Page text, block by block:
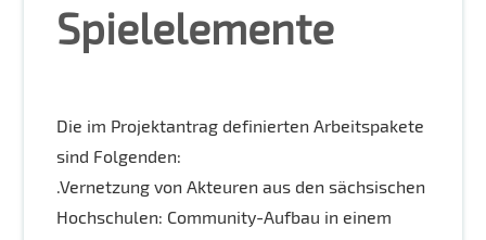
Spielelemente
Die im Projektantrag definierten Arbeitspakete
sind Folgenden:
.Vernetzung von Akteuren aus den sächsischen
Hochschulen: Community-Aufbau in einem